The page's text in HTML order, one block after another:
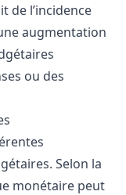
de l’incidence
augmentation
ou des
Selon la
monétaire peut